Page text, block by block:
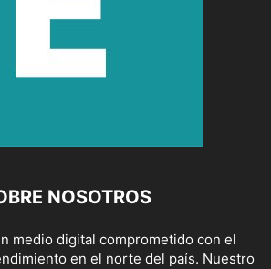
NOSOTROS
medio digital comprometido con el
en el norte del país. Nuestro